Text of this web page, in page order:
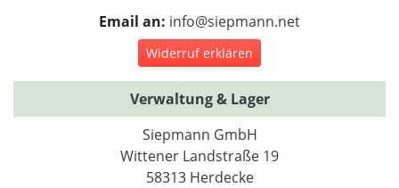
Email an: info@siepmann.net
Widerruf erklären
Verwaltung & Lager
Siepmann GmbH
Wittener Landstraße 19
58313 Herdecke